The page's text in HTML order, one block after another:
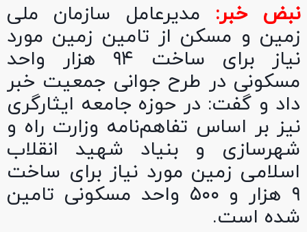
نبض خبر: مدیرعامل سازمان ملی
زمین و مسکن از تامین زمین مورد
نیاز برای ساخت ۹۴ هزار واحد
مسکونی در طرح جوانی جمعیت خبر
داد و گفت: در حوزه جامعه ایثارگری
نیز بر اساس تفاهم‌نامه وزارت راه و
شهرسازی و بنیاد شهید انقلاب
اسلامی زمین مورد نیاز برای ساخت
۹ هزار و ۵۰۰ واحد مسکونی تامین
شده است.